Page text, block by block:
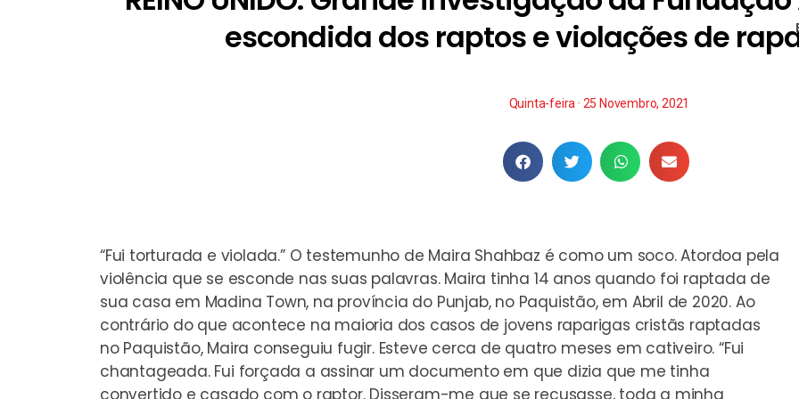
escondida dos raptos e violações de
Quinta-feira · 25 Novembro, 2021
“Fui torturada e violada.” O testemunho de Maira Shahbaz é como um soco. Atordoa pela
violência que se esconde nas suas palavras. Maira tinha 14 anos quando foi raptada de
sua casa em Madina Town, na província do Punjab, no Paquistão, em Abril de 2020. Ao
contrário do que acontece na maioria dos casos de jovens raparigas cristãs raptadas
no Paquistão, Maira conseguiu fugir. Esteve cerca de quatro meses em cativeiro. “Fui
chantageada. Fui forçada a assinar um documento em que dizia que me tinha